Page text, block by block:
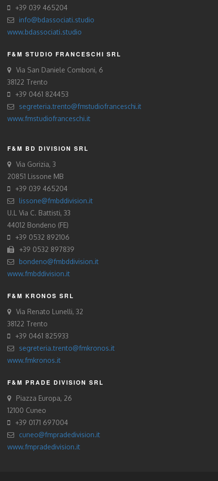
+39 039 465204
info@bdassociati.studio
www.bdassociati.studio
F&M STUDIO FRANCESCHI SRL
Via San Daniele Comboni, 6
38122 Trento
+39 0461 824453
segreteria.trento@fmstudiofranceschi.it
www.fmstudiofranceschi.it
F&M BD DIVISION SRL
Via Gorizia, 3
20851 Lissone MB
+39 039 465204
lissone@fmbddivision.it
U.L Via C. Battisti, 33
44012 Bondeno (FE)
+39 0532 892106
+39 0532 897839
bondeno@fmbddivision.it
www.fmbddivision.it
F&M KRONOS SRL
Via Renato Lunelli, 32
38122 Trento
+39 0461 825933
segreteria.trento@fmkronos.it
www.fmkronos.it
F&M PRADE DIVISION SRL
Piazza Europa, 26
12100 Cuneo
+39 0171 697004
cuneo@fmpradedivision.it
www.fmpradedivision.it